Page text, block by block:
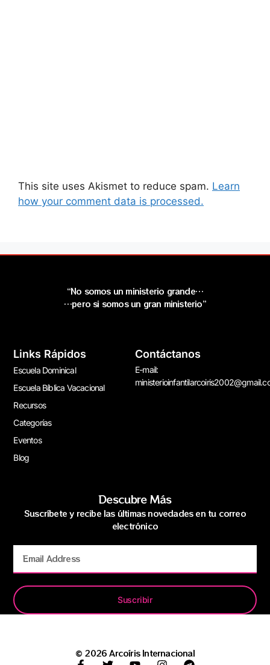
This site uses Akismet to reduce spam. Learn
how your comment data is processed.
“No somos un ministerio grande…
…pero si somos un gran ministerio”
Links Rápidos
Escuela Dominical
Escuela Bíblica Vacacional
Recursos
Categorías
Eventos
Blog
Contáctanos
E-mail:
Descubre Más
Suscríbete y recibe las últimas novedades en tu correo
electrónico
Suscribir
© 2026 Arcoíris Internacional